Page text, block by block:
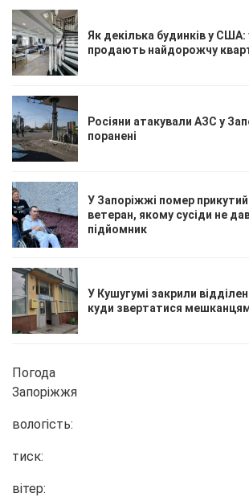
Як декілька будинків у США:
продають найдорожчу
Росіяни атакували АЗС у
поранені
У Запоріжжі помер
ветеран, якому сусіди не
підйомник
У Кушугумі закрили
куди звертатися
Погода
Запоріжжя
вологість:
тиск:
вітер: